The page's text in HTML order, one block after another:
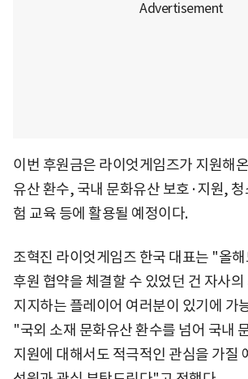
이번 후원금은 라이엇게임즈가 지원해
유산 환수, 국내 문화유산 보호·지원, 청
험 교육 등에 활용될 예정이다.
조혁진 라이엇게임즈 한국 대표는 "올
후원 협약을 체결할 수 있었던 건 자사
지지하는 플레이어 여러분이 있기에 가
"국외 소재 문화유산 환수를 넘어 국내
지원에 대해서도 적극적인 관심을 가질